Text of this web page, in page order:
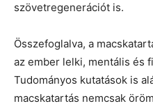
szövetregenerációt is.
Összefoglalva, a
az ember lelki, mentális és
Tudományos kutatások is
macskatartás nemcsak